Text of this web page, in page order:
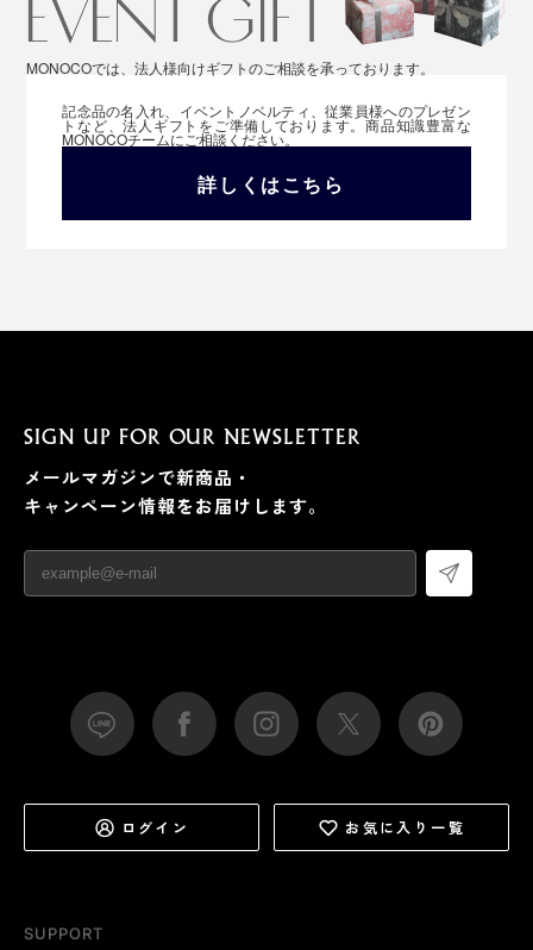
ノです。
『UKIHA』キッチンふきんを見る >>
1年中いろんな場面で、「心地いい」を感じられる“理想
のタオル”。この幸せを、ぜひ体感してください。
MONOCOでは、法人様向けギフトのご相談を承っております。
記念品の名入れ、イベントノベルティ、従業員様へのプレゼン
トなど、法人ギフトをご準備しております。商品知識豊富な
MONOCOチームにご相談ください。
詳しくはこちら
SUPPORT
SIGN UP FOR OUR NEWSLETTER
メールマガジンで新商品・
キャンペーン情報をお届けします。
ログイン お気に入り一覧